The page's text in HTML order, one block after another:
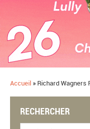
Accueil » Richard Wagners
RECHERCHER